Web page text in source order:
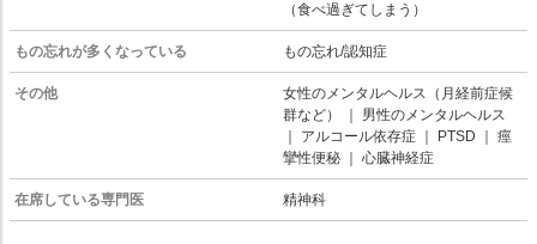
（食べ過ぎてしまう）
もの忘れが多くなっている もの忘れ/認知症
その他
女性のメンタルヘルス（月経前症候
群など）
男性のメンタルヘルス
アルコール依存症 PTSD
痙
攣性便秘
心臓神経症
在席している専門医 精神科